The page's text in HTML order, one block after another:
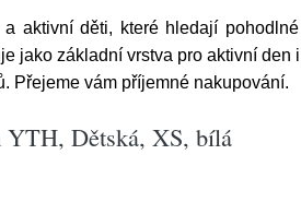
aktivní děti, které hledají
jako základní vrstva pro aktivní den
Přejeme vám příjemné nakupování.
YTH, Dětská, XS, bílá